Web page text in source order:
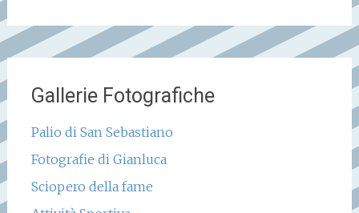
Gallerie Fotografiche
Palio di San Sebastiano
Fotografie di Gianluca
Sciopero della fame